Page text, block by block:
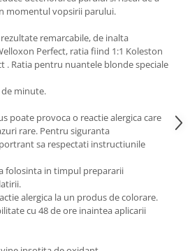
momentul vopsirii parului.
remarcabile, de inalta
Perfect, ratia fiind 1:1 Koleston
. Ratia pentru nuantele blonde speciale
de minute.
poate provoca o reactie alergica care
rare. Pentru siguranta
sa respectati instructiunile
folosinta in timpul prepararii
alergica la un produs de colorare.
cu 48 de ore inaintea aplicarii